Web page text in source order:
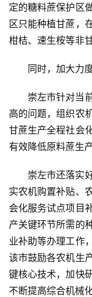
专
区
频
道
产
业
链
产
销
储
定的糖料蔗保护区
区只能种植甘蔗，
柑桔、速生桉等非
同时，加大力
崇左市针对当
高的问题，组织农
甘蔗生产全程社会
有效降低原料蔗生
崇左市还落实
实农机购置补贴、
会化服务试点项目
产关键环节所需的
业补助等办理工作
该市鼓励各农机生
键核心技术，加快
不断提高综合机械